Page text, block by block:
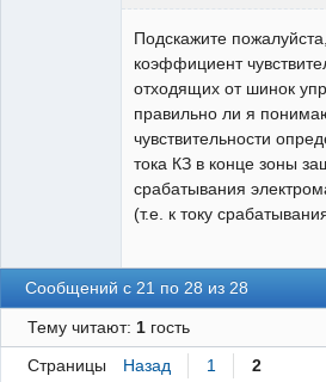
Подскажите
коэффициент
отходящих от шинок
правильно ли я
чувствительности
тока КЗ в конце зоны
срабатывания
(т.е. к току
Сообщений с 21 по 28 из 28
Тему читают: 1гость
Страницы Назад 1
2